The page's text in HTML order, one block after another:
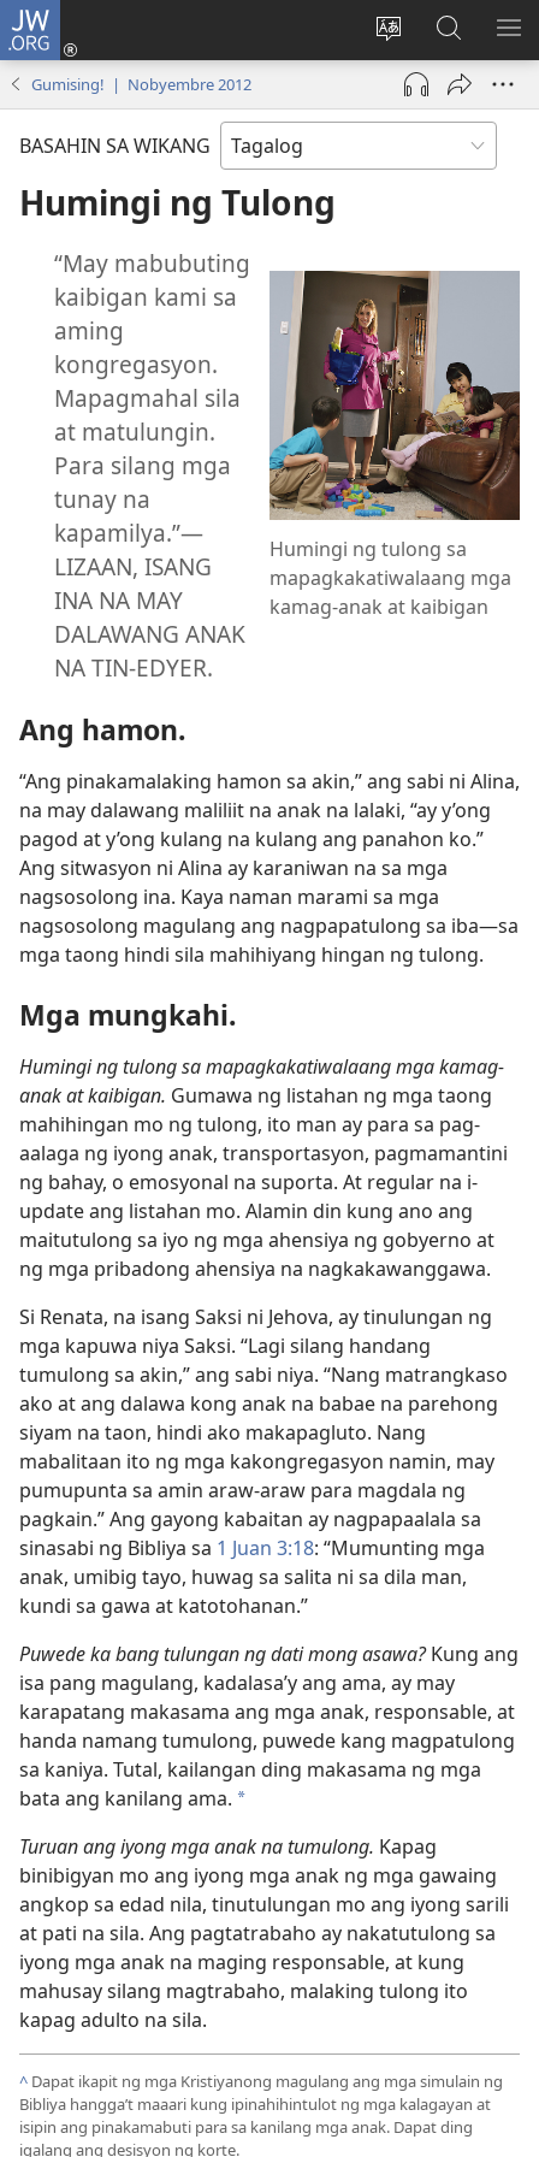
JW.ORG
Baguhin
ang
wika
ng
Mag-
log
bubukas
sa
JW.ORG
Gumising! | Nobyembre 2012
BASAHIN SA WIKANG
Humingi ng Tulong
Humingi ng tulong sa
mapagkakatiwalaang mga
kamag-anak at kaibigan
“May mabubuting
kaibigan kami sa
aming
kongregasyon.
Mapagmahal sila
at matulungin.
Para silang mga
tunay na
kapamilya.”—
LIZAAN, ISANG
INA NA MAY
DALAWANG ANAK
NA TIN-EDYER.
Ang hamon.
“Ang pinakamalaking hamon sa akin,” ang sabi ni Alina,
na may dalawang maliliit na anak na lalaki, “ay y’ong
pagod at y’ong kulang na kulang ang panahon ko.”
Ang sitwasyon ni Alina ay karaniwan na sa mga
nagsosolong ina. Kaya naman marami sa mga
nagsosolong magulang ang nagpapatulong sa iba—sa
mga taong hindi sila mahihiyang hingan ng tulong.
Mga mungkahi.
Humingi ng tulong sa mapagkakatiwalaang mga kamag-
anak at kaibigan. Gumawa ng listahan ng mga taong
mahihingan mo ng tulong, ito man ay para sa pag-
aalaga ng iyong anak, transportasyon, pagmamantini
ng bahay, o emosyonal na suporta. At regular na i-
update ang listahan mo. Alamin din kung ano ang
maitutulong sa iyo ng mga ahensiya ng gobyerno at
ng mga pribadong ahensiya na nagkakawanggawa.
Si Renata, na isang Saksi ni Jehova, ay tinulungan ng
mga kapuwa niya Saksi. “Lagi silang handang
tumulong sa akin,” ang sabi niya. “Nang matrangkaso
ako at ang dalawa kong anak na babae na parehong
siyam na taon, hindi ako makapagluto. Nang
mabalitaan ito ng mga kakongregasyon namin, may
pumupunta sa amin araw-araw para magdala ng
pagkain.” Ang gayong kabaitan ay nagpapaalala sa
sinasabi ng Bibliya sa 1 Juan 3:18: “Mumunting mga
anak, umibig tayo, huwag sa salita ni sa dila man,
kundi sa gawa at katotohanan.”
Puwede ka bang tulungan ng dati mong asawa?Kung ang
isa pang magulang, kadalasa’y ang ama, ay may
karapatang makasama ang mga anak, responsable, at
handa namang tumulong, puwede kang magpatulong
sa kaniya. Tutal, kailangan ding makasama ng mga
bata ang kanilang ama. *
Turuan ang iyong mga anak na tumulong. Kapag
binibigyan mo ang iyong mga anak ng mga gawaing
angkop sa edad nila, tinutulungan mo ang iyong sarili
at pati na sila. Ang pagtatrabaho ay nakatutulong sa
iyong mga anak na maging responsable, at kung
mahusay silang magtrabaho, malaking tulong ito
kapag adulto na sila.
^ Dapat ikapit ng mga Kristiyanong magulang ang mga simulain ng
Bibliya hangga’t maaari kung ipinahihintulot ng mga kalagayan at
isipin ang pinakamabuti para sa kanilang mga anak. Dapat ding
igalang ang desisyon ng korte.